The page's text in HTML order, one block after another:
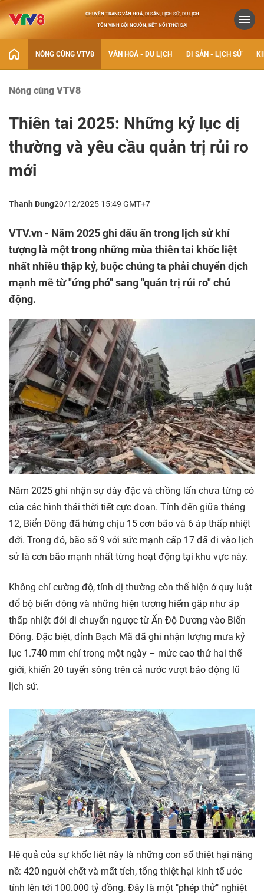
CHUYÊN TRANG VĂN HOÁ, DI SẢN, LỊCH SỬ, DU LỊCH
TÔN VINH CỘI NGUỒN, KẾT NỐI THỜI ĐẠI
NÓNG CÙNG VTV8 VĂN HOÁ - DU LỊCH DI SẢN - LỊCH SỬ
Nóng cùng VTV8
Thiên tai 2025: Những kỷ lục dị
thường và yêu cầu quản trị rủi ro
mới
Thanh Dung20/12/2025 15:49 GMT+7
VTV.vn - Năm 2025 ghi dấu ấn trong lịch sử khí
tượng là một trong những mùa thiên tai khốc liệt
nhất nhiều thập kỷ, buộc chúng ta phải chuyển dịch
mạnh mẽ từ "ứng phó" sang "quản trị rủi ro" chủ
động.
Năm 2025 ghi nhận sự dày đặc và chồng lấn chưa từng có
của các hình thái thời tiết cực đoan. Tính đến giữa tháng
12, Biển Đông đã hứng chịu 15 cơn bão và 6 áp thấp nhiệt
đới. Trong đó, bão số 9 với sức mạnh cấp 17 đã đi vào lịch
sử là cơn bão mạnh nhất từng hoạt động tại khu vực này.
Không chỉ cường độ, tính dị thường còn thể hiện ở quy luật
đổ bộ biến động và những hiện tượng hiếm gặp như áp
thấp nhiệt đới di chuyển ngược từ Ấn Độ Dương vào Biển
Đông. Đặc biệt, đỉnh Bạch Mã đã ghi nhận lượng mưa kỷ
lục 1.740 mm chỉ trong một ngày – mức cao thứ hai thế
giới, khiến 20 tuyến sông trên cả nước vượt báo động lũ
lịch sử.
Hệ quả của sự khốc liệt này là những con số thiệt hại nặng
nề: 420 người chết và mất tích, tổng thiệt hại kinh tế ước
tính lên tới 100.000 tỷ đồng. Đây là một "phép thử" nghiệt